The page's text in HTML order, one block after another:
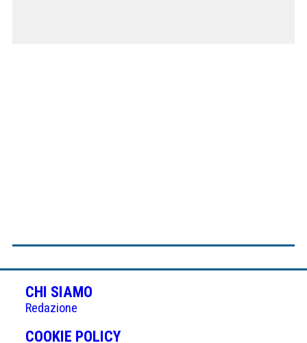
CHI SIAMO
Redazione
COOKIE POLICY(APRE